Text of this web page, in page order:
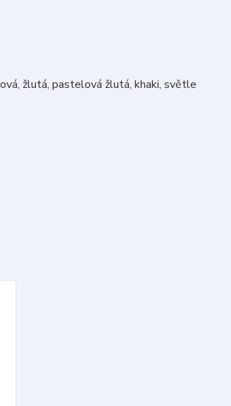
žlutá, pastelová žlutá, khaki, světle